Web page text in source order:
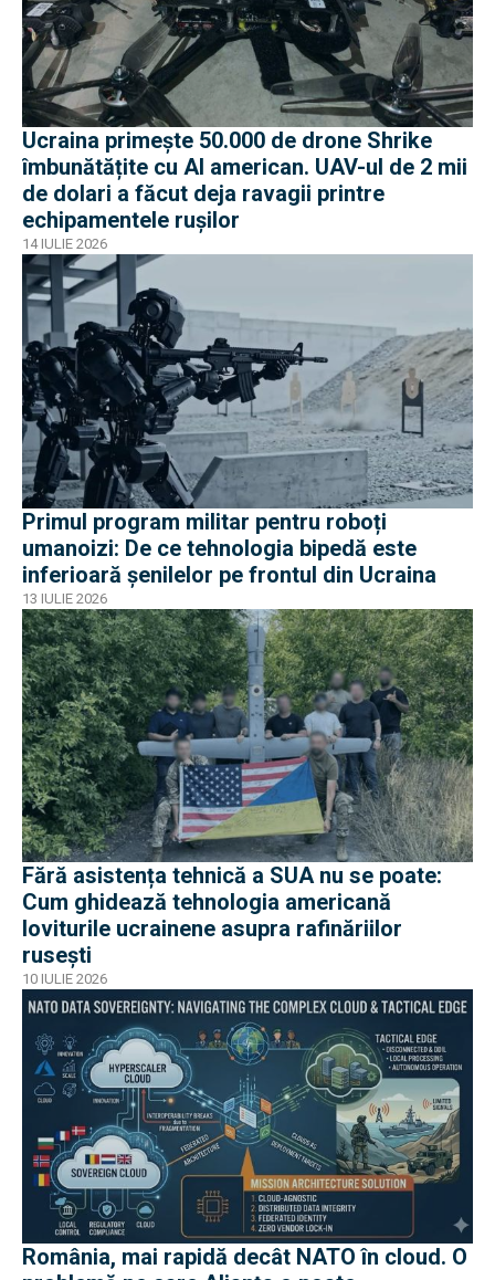
Ucraina primește 50.000 de drone Shrike
îmbunătățite cu AI american. UAV-ul de 2 mii
de dolari a făcut deja ravagii printre
echipamentele rușilor
14 IULIE 2026
Primul program militar pentru roboți
umanoizi: De ce tehnologia bipedă este
inferioară șenilelor pe frontul din Ucraina
13 IULIE 2026
Fără asistența tehnică a SUA nu se poate:
Cum ghidează tehnologia americană
loviturile ucrainene asupra rafinăriilor
rusești
10 IULIE 2026
România, mai rapidă decât NATO în cloud. O